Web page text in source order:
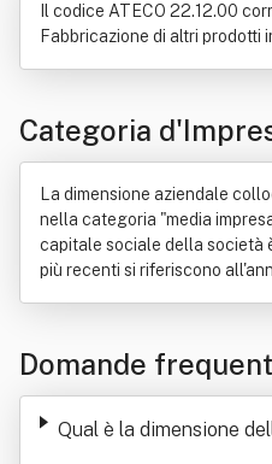
Il codice ATECO 22.12.00
Fabbricazione di altri prodotti
Categoria
La dimensione aziendale
nella categoria "media
capitale sociale della società
più recenti si riferiscono
Domande
cietà Benefit
Qual è la dimensione